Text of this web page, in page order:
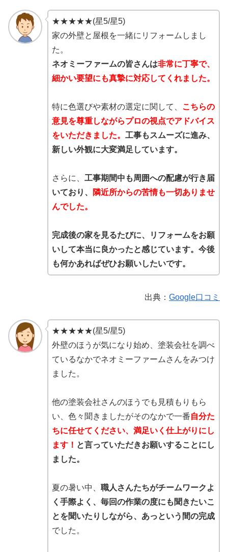
★★★★★(星5/星5)
家の外壁と屋根を一緒にリフォームしまし
た。
ネオミーファームの皆さんは非常に丁寧で、
細かい要望にも真摯に対応してくれました。
特に色選びや素材の選定に関して、 こちらの
意見を尊重しながらプロの視点でアドバイス
をいただきました。 工事もスムーズに進み、
新しい外観に大変満足しています。
さらに、 工事期間中も周囲への配慮が行き届
いており、
隣近所からの苦情も一切ありませ
んでした。
完成後の家を見るたびに、リフォームをお願
いして本当に良かったと感じています。今後
も何かあればぜひお願いしたいです。
出典： Google口コミ
★★★★★(星5/星5)
外壁のほうが気になり始め、塗装会社を調べ
ているなかでネオミーファームさんをみつけ
ました。
他の塗装会社さんのほうでも見積もりもら
い、色々聞きましたがそのなかで一番自分た
ちに任せてください、満足いく仕上がりにし
ます！ と言っていただきお願いすることにし
ました。
夏の暑い中、 職人さんたちがチームワークよ
く手際よく、毎回の作業の度にも聞きたいこ
とを聞いたりしながら、あっという間の完成
でした。